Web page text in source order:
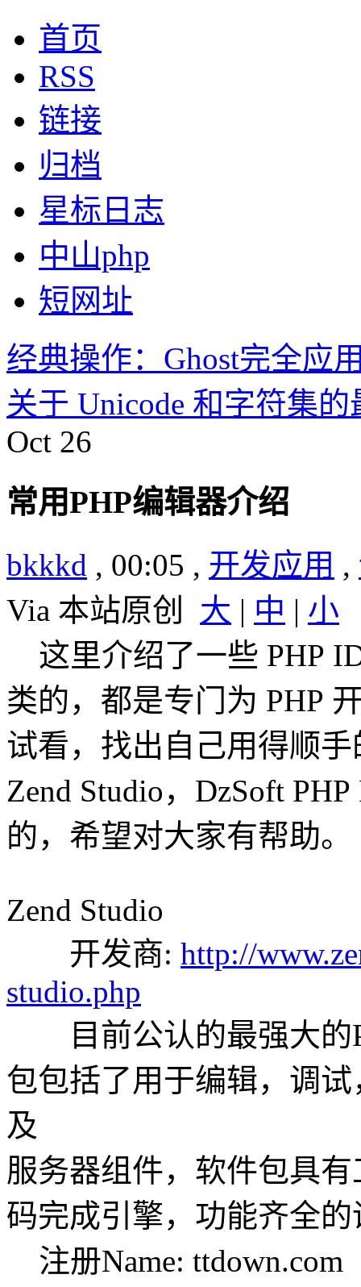
首页
RSS
链接
归档
星标日志
中山php
短网址
经典操作：Ghost完全应
关于 Unicode 和字符集
Oct 26
常用PHP编辑器介绍
bkkkd , 00:05 , 开发应用 ,
Via 本站原创
大 | 中 | 小
这里介绍了一些 PHP
类的，都是专门为 PHP
试看，找出自己用得顺
Zend Studio，DzSoft
的，希望对大家有帮助。
Zend Studio
开发商: http://
studio.php
目前公认的最强大的
包包括了用于编辑，调
及
服务器组件，软件包具
码完成引擎，功能齐全
注册Name: ttdown.com